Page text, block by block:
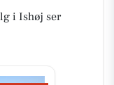
i Ishøj ser